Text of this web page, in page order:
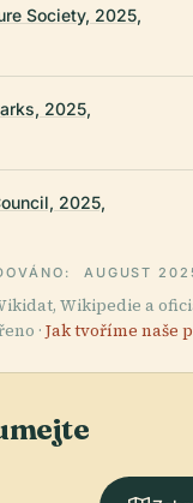
Society, 2025,
2025,
2025,
AUGUST
Wikipedie a
· Jak tvoříme naše